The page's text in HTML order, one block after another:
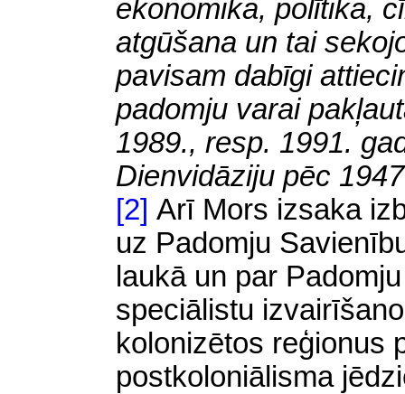
ekonomika, polītika,
atgūšana un tai
pavisam dabīgi
padomju varai
1989., resp. 1991.
Dienvidāziju pēc
[2] Arī Mors izsaka
uz Padomju
laukā un par
speciālistu
kolonizētos reģionus
postkoloniālisma